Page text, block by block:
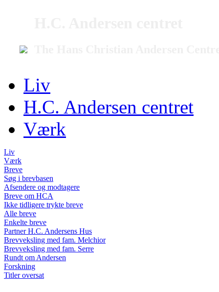
Liv
H.C. Andersen centret
Værk
Liv
Værk
Breve
Søg i brevbasen
Afsendere og modtagere
Breve om HCA
Ikke tidligere trykte breve
Alle breve
Enkelte breve
Partner H.C. Andersens Hus
Brevveksling med fam. Melchior
Brevveksling med fam. Serre
Rundt om Andersen
Forskning
Titler oversat